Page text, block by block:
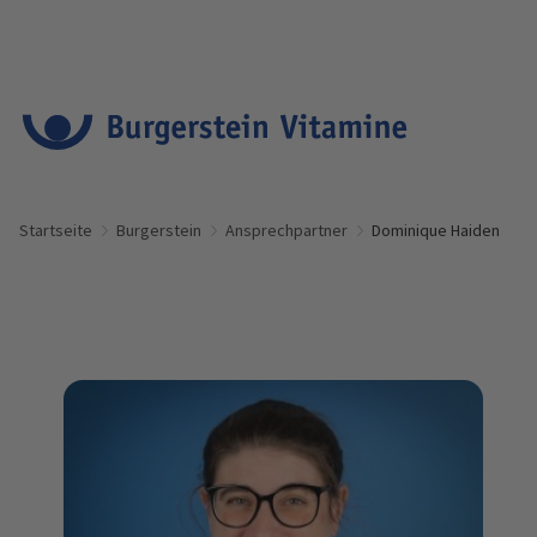
Startseite Burgerstein Ansprechpartner Dominique Haiden